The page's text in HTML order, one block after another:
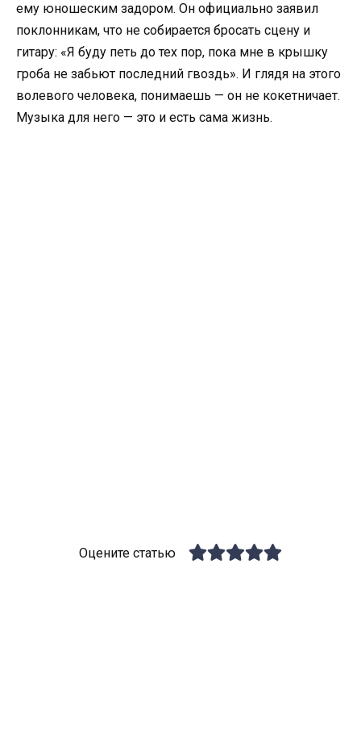
ему юношеским задором. Он официально заявил
поклонникам, что не собирается бросать сцену и
гитару: «Я буду петь до тех пор, пока мне в крышку
гроба не забьют последний гвоздь». И глядя на этого
волевого человека, понимаешь — он не кокетничает.
Музыка для него — это и есть сама жизнь.
Оцените статью